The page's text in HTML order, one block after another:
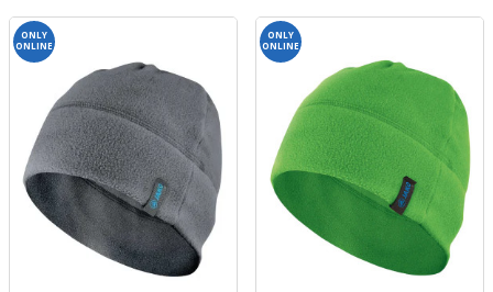
ONLY
ONLINE
ONLY
ONLINE